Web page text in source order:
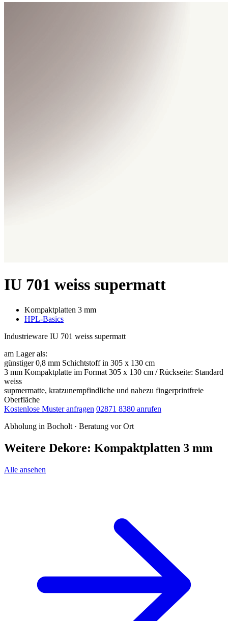
IU 701 weiss supermatt
Kompaktplatten 3 mm
HPL-Basics
Industrieware IU 701 weiss supermatt
am Lager als:
günstiger 0,8 mm Schichtstoff in 305 x 130 cm
3 mm Kompaktplatte im Format 305 x 130 cm / Rückseite: Standard
weiss
supmermatte, kratzunempfindliche und nahezu fingerprintfreie
Oberfläche
Kostenlose Muster anfragen 02871 8380 anrufen
Abholung in Bocholt · Beratung vor Ort
Weitere Dekore: Kompaktplatten 3 mm
Alle ansehen